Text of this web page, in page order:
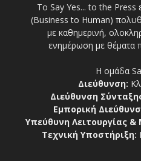
Το Say Yes... to the Press
(Business to Human)
με καθημερινή,
ενημέρωση με
Η ομάδα
Διεύθυνση:
Διεύθυνση
Εμπορική
Υπεύθυνη Λειτουργίας &
Τεχνική Υποστήριξη: